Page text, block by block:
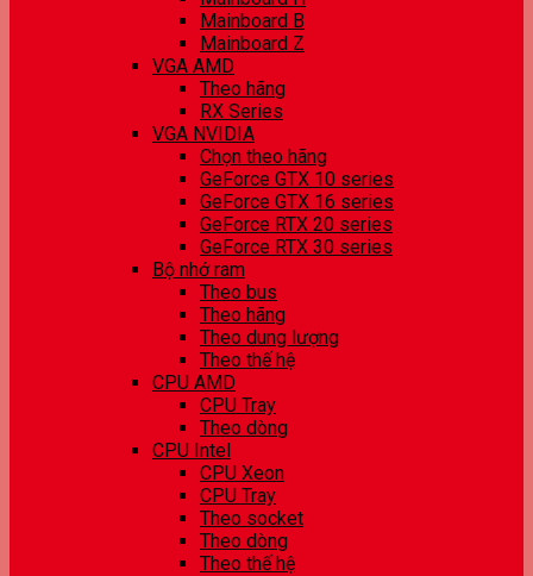
Mainboard B
Mainboard Z
VGA AMD
Theo hãng
RX Series
VGA NVIDIA
Chọn theo hãng
GeForce GTX 10 series
GeForce GTX 16 series
GeForce RTX 20 series
GeForce RTX 30 series
Bộ nhớ ram
Theo bus
Theo hãng
Theo dung lượng
Theo thế hệ
CPU AMD
CPU Tray
Theo dòng
CPU Intel
CPU Xeon
CPU Tray
Theo socket
Theo dòng
Theo thế hệ